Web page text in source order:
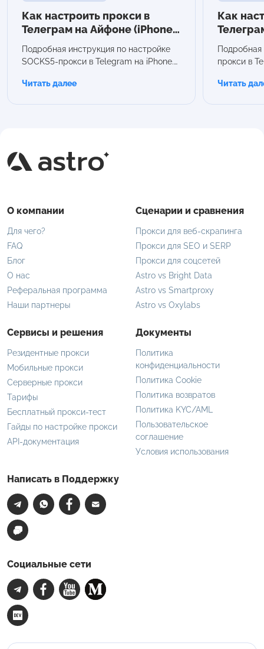
Как настроить прокси в
Телеграм на Айфоне (iPhone):
пошаговая инструкция
Подробная инструкция по настройке
SOCKS5-прокси в Telegram на iPhone.
подключить его в приложении и
Читать далее
Как
Подробная
прокси в
SOCKS5-
Читать
О компании
Для чего?
FAQ
Блог
О нас
Реферальная программа
Наши партнеры
Сценарии и сравнения
Прокси для веб-скрапинга
Прокси для SEO и SERP
Прокси для соцсетей
Astro vs Bright Data
Astro vs Smartproxy
Astro vs Oxylabs
Сервисы и решения
Резидентные прокси
Мобильные прокси
Серверные прокси
Тарифы
Бесплатный прокси-тест
Гайды по настройке прокси
API-документация
Документы
Политика
конфиденциальности
Политика Cookie
Политика возвратов
Политика KYC/AML
Пользовательское
соглашение
Условия использования
Написать в Поддержку
Социальные сети